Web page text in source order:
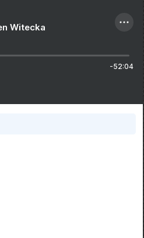
Witecka
-52:04